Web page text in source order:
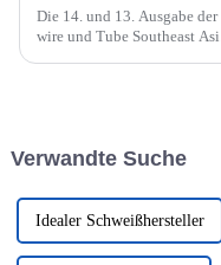
Die 14. und 13. Ausgabe der
wire und Tube Southeast
in Bangkok stattfinden. Diese
Verwandte Suche
Idealer Schweißhersteller